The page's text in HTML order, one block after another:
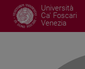
Università
Ca' Foscari
Venezia